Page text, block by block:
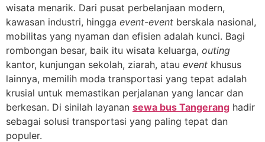
wisata menarik. Dari pusat perbelanjaan modern,
kawasan industri, hingga event-event berskala nasional,
mobilitas yang nyaman dan efisien adalah kunci. Bagi
rombongan besar, baik itu wisata keluarga, outing
kantor, kunjungan sekolah, ziarah, atau event khusus
lainnya, memilih moda transportasi yang tepat adalah
krusial untuk memastikan perjalanan yang lancar dan
berkesan. Di sinilah layanan sewa bus Tangerang hadir
sebagai solusi transportasi yang paling tepat dan
populer.